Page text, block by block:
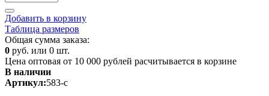
Добавить в корзину
Таблица размеров
Общая сумма заказа:
0 руб. или 0 шт.
Цена оптовая от 10 000 рублей расчитывается в корзине
В наличии
Артикул:583-с